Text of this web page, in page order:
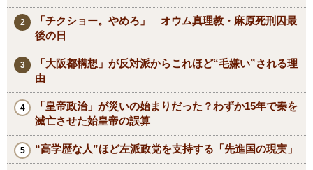
「チクショー。やめろ」 オウム真理教・麻原死刑囚最
後の日
「大阪都構想」が反対派からこれほど“毛嫌い”される理
由
「皇帝政治」が災いの始まりだった？わずか15年で秦を
滅亡させた始皇帝の誤算
“高学歴な人”ほど左派政党を支持する「先進国の現実」